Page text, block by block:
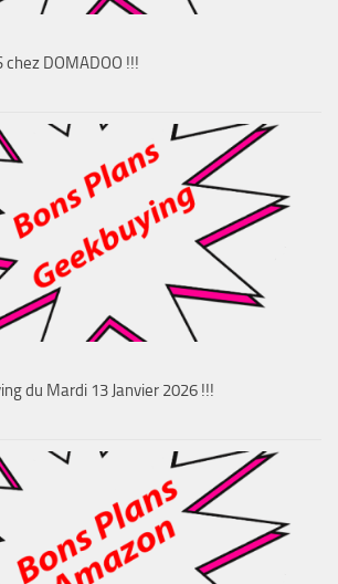
chez DOMADOO !!!
du Mardi 13 Janvier 2026 !!!